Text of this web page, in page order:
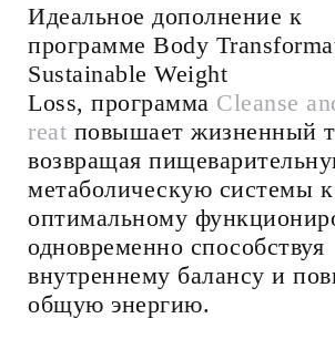
Идеальное дополнение к
программе Body
Sustainable Weight
Loss, программа Cleanse
reat повышает жизненный
возвращая
метаболическую системы к
оптимальному
одновременно способствуя
внутреннему балансу и
общую энергию.